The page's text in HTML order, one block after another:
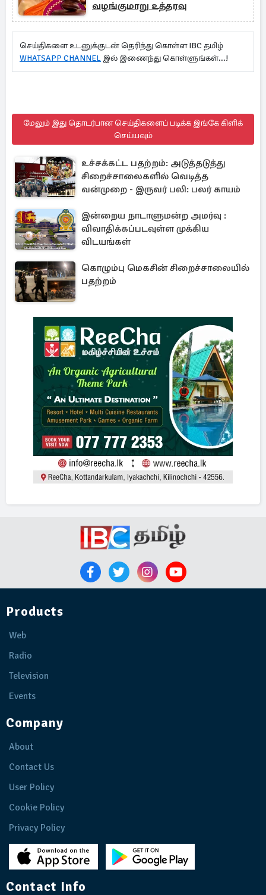
வழங்குமாறு உத்தரவு
செய்திகளை உடனுக்குடன் தெரிந்து கொள்ள IBC தமிழ்
WHATSAPP CHANNEL இல் இணைந்து கொள்ளுங்கள்...!
மேலும் இது தொடர்பான செய்திகளைப் படிக்க இங்கே கிளிக்
செய்யவும்
உச்சக்கட்ட பதற்றம்: அடுத்தடுத்து
சிறைச்சாலைகளில் வெடித்த
வன்முறை - இருவர் பலி: பலர் காயம்
இன்றைய நாடாளுமன்ற அமர்வு :
விவாதிக்கப்படவுள்ள முக்கிய
விடயங்கள்
கொழும்பு மெகசின் சிறைச்சாலையில்
பதற்றம்
Products
Web
Radio
Television
Events
Company
About
Contact Us
User Policy
Cookie Policy
Privacy Policy
Contact Info